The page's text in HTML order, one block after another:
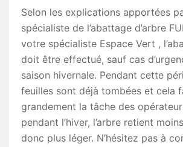
Selon les explications apportées
spécialiste de l’abattage d’arbre
votre spécialiste Espace Vert ,
doit être effectué, sauf cas
saison hivernale. Pendant cette
feuilles sont déjà tombées et cela
grandement la tâche des
pendant l’hiver, l’arbre retient
donc plus léger. N’hésitez pas à